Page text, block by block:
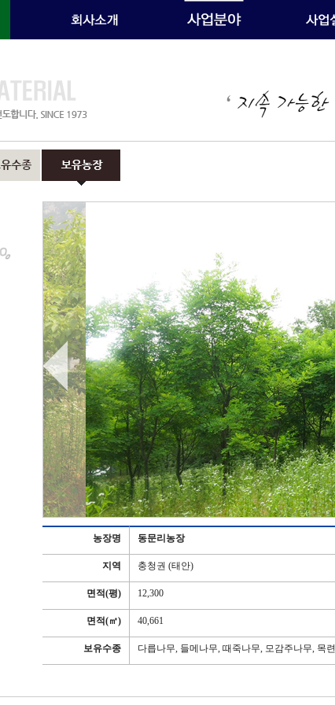
농장명 동문리농장
지역 충청권 (태안)
면적(평) 12,300
면적(㎡) 40,661
보유수종 다릅나무, 들메나무, 때죽나무, 모감주나무, 목련